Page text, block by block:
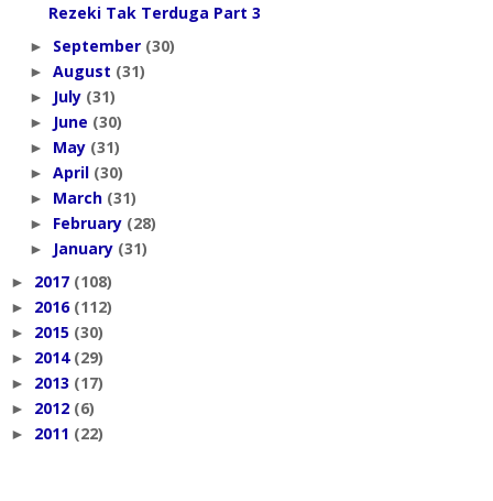
Rezeki Tak Terduga Part 3
► September (30)
► August (31)
► July (31)
► June (30)
► May (31)
► April (30)
► March (31)
► February (28)
► January (31)
► 2017 (108)
► 2016 (112)
► 2015 (30)
► 2014 (29)
► 2013 (17)
► 2012 (6)
► 2011 (22)